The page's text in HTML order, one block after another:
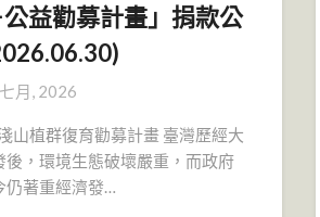
益勸募計畫」捐款公
月, 2026
山植群復育勸募計畫 臺灣歷經大
後，環境生態破壞嚴重，而政府
著重經濟發…